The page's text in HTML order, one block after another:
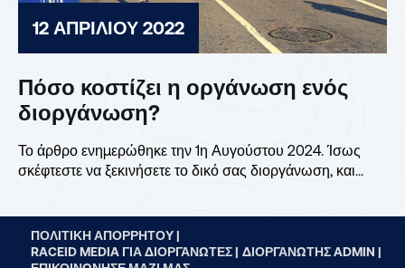
12 ΑΠΡΙΛΊΟΥ 2022
Πόσο κοστίζει η οργάνωση ενός
διοργάνωση?
Το άρθρο ενημερώθηκε την 1η Αυγούστου 2024. Ίσως
σκέφτεστε να ξεκινήσετε το δικό σας διοργάνωση, και...
ΠΟΛΙΤΙΚΉ ΑΠΟΡΡΉΤΟΥ |
RACEID MEDIA ΓΙΑ ΔΙΟΡΓΑΝΩΤΈΣ | ΔΙΟΡΓΑΝΩΤΉΣ ADMIN |